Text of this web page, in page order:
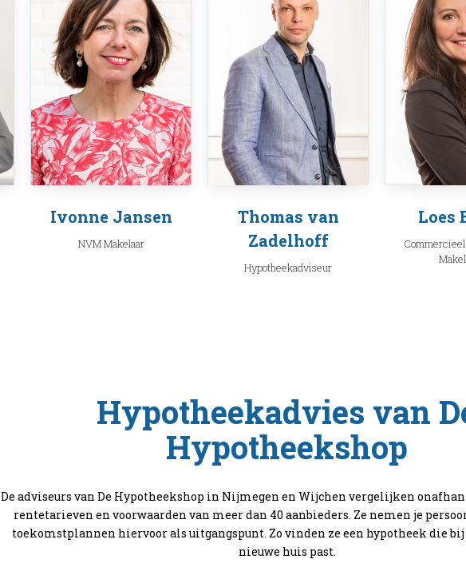
Ivonne Jansen
NVM Makelaar
Thomas van
Zadelhoff
Hypotheekadviseur
Loes
Hypotheekadvies van
Hypotheekshop
De adviseurs van De Hypotheekshop in Nijmegen en Wijchen vergelijken
rentetarieven en voorwaarden van meer dan 40 aanbieders. Ze nemen je
toekomstplannen hiervoor als uitgangspunt. Zo vinden ze een hypotheek die
nieuwe huis past.